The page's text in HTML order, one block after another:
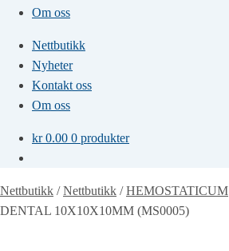
Om oss
Nettbutikk
Nyheter
Kontakt oss
Om oss
kr0.00 0 produkter
Nettbutikk /Nettbutikk /HEMOSTATICUM
DENTAL 10X10X10MM (MS0005)